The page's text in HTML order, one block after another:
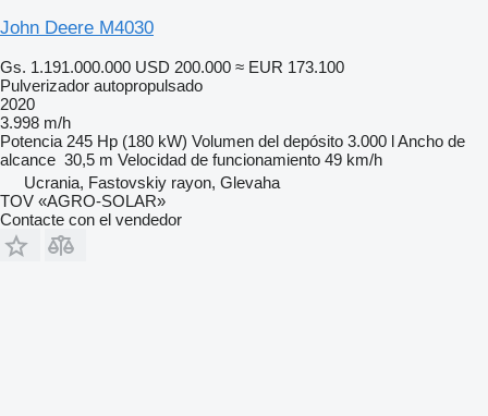
John Deere M4030
Gs. 1.191.000.000 USD 200.000 ≈ EUR 173.100
Pulverizador autopropulsado
2020
3.998 m/h
Potencia 245 Hp (180 kW) Volumen del depósito 3.000 lAncho de
alcance 30,5 m Velocidad de funcionamiento 49 km/h
Ucrania, Fastovskiy rayon, Glevaha
TOV «AGRO-SOLAR»
Contacte con el vendedor